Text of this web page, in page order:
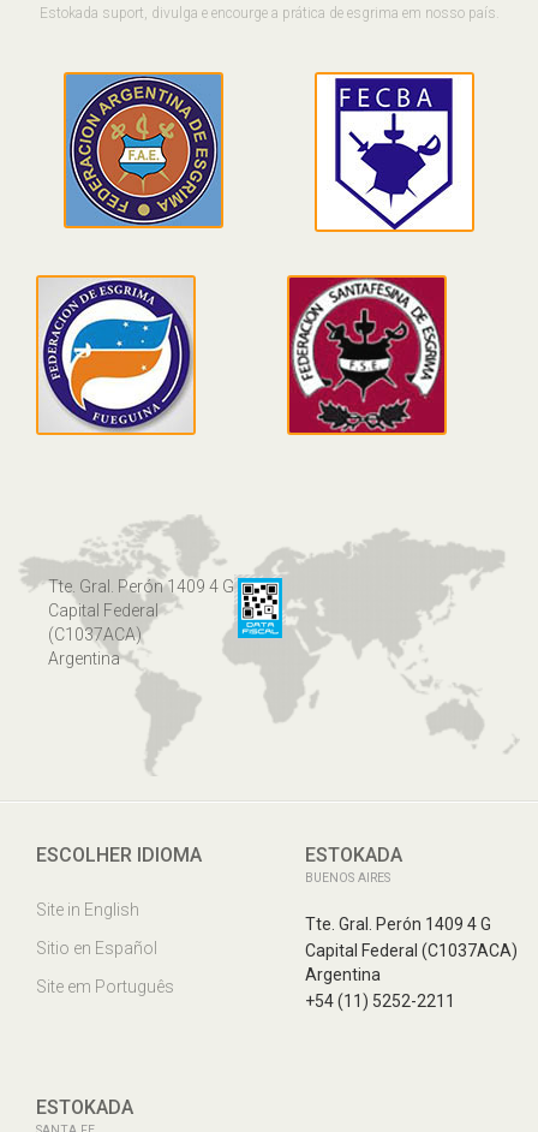
Estokada suport, divulga e encourge a prática de esgrima em nosso país.
Tte. Gral. Perón 1409 4 G
Capital Federal
(C1037ACA)
Argentina
ESCOLHER IDIOMA
Site in English
Sitio en Español
Site em Português
ESTOKADA
BUENOS AIRES
Tte. Gral. Perón 1409 4 G
Capital Federal (C1037ACA)
Argentina
+54 (11) 5252-2211
ESTOKADA